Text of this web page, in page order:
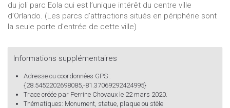
du joli parc Eola qui est l’unique intérêt du centre ville
d’Orlando. (Les parcs d’attractions situés en périphérie sont
la seule porte d’entrée de cette ville)
Informations supplémentaires
Adresse ou coordonnées GPS :
{28.5452202698085,-81.37069292424995}
Trace créée par Perrine Chovaux le 22 mars 2020.
Thématiques: Monument, statue, plaque ou stèle